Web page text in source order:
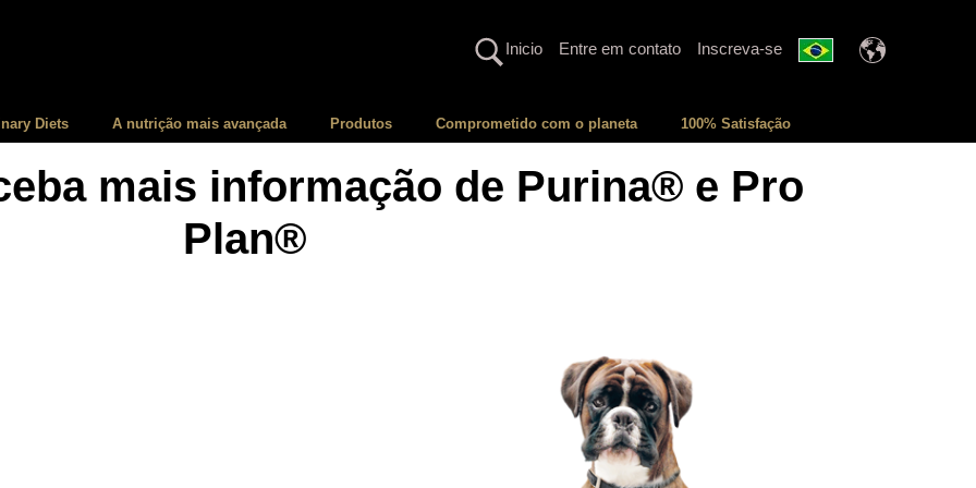
Inicio Entre em contato Inscreva-se
Diets A nutrição mais avançada Produtos Comprometido com o planeta 100% Satisfação
mais informação de Purina® e Pro
Plan®